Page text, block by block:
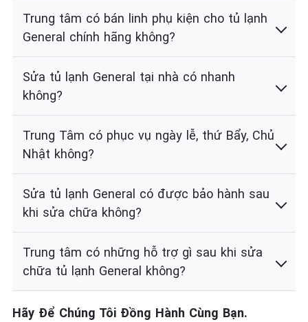
Trung tâm có bán linh phụ kiện cho tủ lạnh
General chính hãng không?
Sửa tủ lạnh General tại nhà có nhanh
không?
Trung Tâm có phục vụ ngày lễ, thứ Bẩy, Chủ
Nhật không?
Sửa tủ lạnh General có được bảo hành sau
khi sửa chữa không?
Trung tâm có những hỗ trợ gì sau khi sửa
chữa tủ lạnh General không?
Hãy Để Chúng Tôi Đồng Hành Cùng Bạn.